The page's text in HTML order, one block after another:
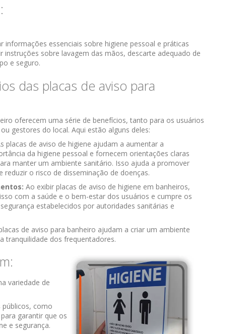
essenciais sobre higiene pessoal e práticas
instruções sobre lavagem das mãos, descarte adequado de
e seguro.
das placas de aviso para
oferecem uma série de benefícios, tanto para os usuários
gestores do local. Aqui estão alguns deles:
placas de aviso de higiene ajudam a aumentar a
da higiene pessoal e fornecem orientações claras
manter um ambiente sanitário. Isso ajuda a promover
o risco de disseminação de doenças.
Ao exibir placas de aviso de higiene em banheiros,
com a saúde e o bem-estar dos usuários e cumpre os
estabelecidos por autoridades sanitárias e
de aviso para banheiro ajudam a criar um ambiente
tranquilidade dos frequentadores.
variedade de
públicos, como
garantir que os
e segurança.